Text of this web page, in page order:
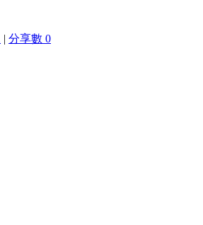
| 分享數 0